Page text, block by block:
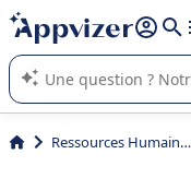
répondre (plusieurs
L'IA de Appvizer vous
logiciel SaaS en
Ressources Humaines (RH)